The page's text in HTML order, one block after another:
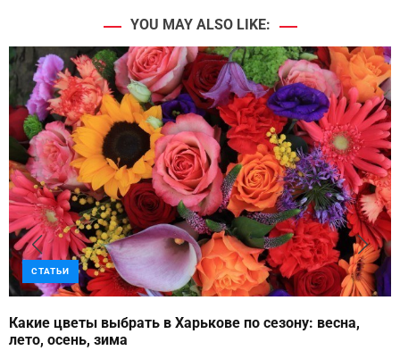
YOU MAY ALSO LIKE:
СТАТЬИ
Какие цветы выбрать в Харькове по сезону: весна,
лето, осень, зима